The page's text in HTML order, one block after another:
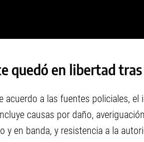
quedó en libertad
acuerdo a las fuentes policiales, el
causas por daño,
y en banda, y resistencia a la